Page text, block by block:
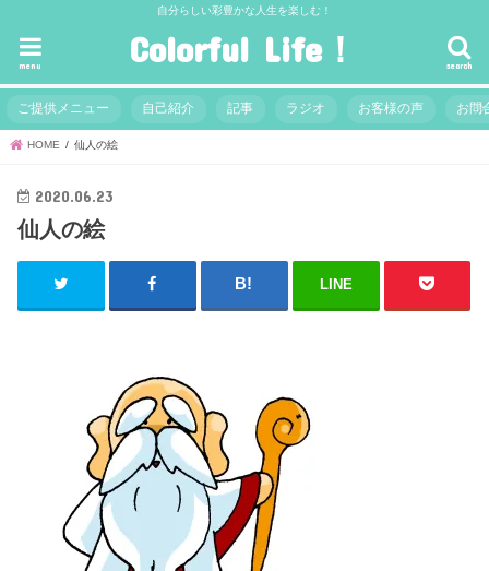
自分らしい彩豊かな人生を楽しむ！
Colorful Life！ search
menu
ご提供メニュー 自己紹介 記事 ラジオ お客様の声 お問
HOME 仙人の絵
2020.06.23
仙人の絵
LINE